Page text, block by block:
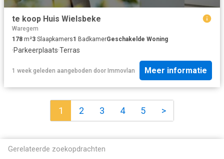
te koop Huis Wielsbeke
Waregem
178 m²3 Slaapkamers1 BadkamerGeschakelde Woning
·Parkeerplaats·Terras
1 week geleden aangeboden door Immovlan Meer informatie
1 2 3 4 5 >
Gerelateerde zoekopdrachten